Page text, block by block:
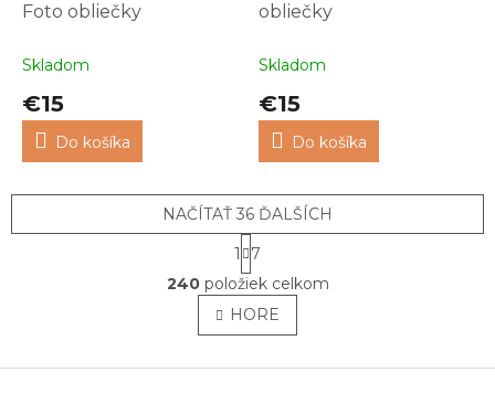
Foto obliečky
Skladom
€15
Do košíka
obliečky
Skladom
€15
Do košíka
O
v
l
á
NAČÍTAŤ 36 ĎALŠÍCH
S
t
r
á
n
k
v
1
7
240položiek celkom
HORE